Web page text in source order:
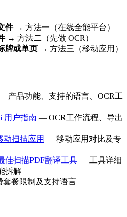
件→ 方法一（在线全能平台）
→ 方法二（先做 OCR）
牌或单页 → 方法三（移动应用）
产品功能、支持的语言、OCR工
用户指南 — OCR工作流程、导出
动扫描应用 — 移动应用对比及专
佳扫描PDF翻译工具 — 工具详细
拆解
餐限制及支持语言